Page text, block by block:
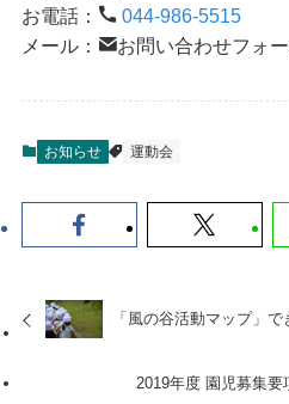
お電話：
044-986-5515
メール：
お問い合わせフォ
お知らせ 運動会
「風の谷活動マップ」で
2019年度 園児募集